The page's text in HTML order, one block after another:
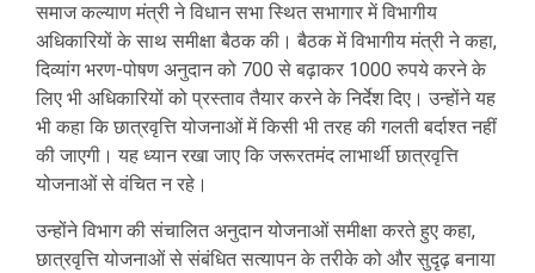
समाज कल्याण मंत्री ने विधान सभा स्थित सभागार में विभागीय
अधिकारियों के साथ समीक्षा बैठक की। बैठक में विभागीय मंत्री ने कहा,
दिव्यांग भरण-पोषण अनुदान को 700 से बढ़ाकर 1000 रुपये करने के
लिए भी अधिकारियों को प्रस्ताव तैयार करने के निर्देश दिए। उन्होंने यह
भी कहा कि छात्रवृत्ति योजनाओं में किसी भी तरह की गलती बर्दाश्त नहीं
की जाएगी। यह ध्यान रखा जाए कि जरूरतमंद लाभार्थी छात्रवृत्ति
योजनाओं से वंचित न रहे।
उन्होंने विभाग की संचालित अनुदान योजनाओं समीक्षा करते हुए कहा,
छात्रवृत्ति योजनाओं से संबंधित सत्यापन के तरीके को और सुदृढ़ बनाया